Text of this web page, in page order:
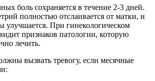
боль сохраняется в течение 2-3 дней.
полностью отслаивается от матки, и
улучшается. При гинекологическом
признаков патологии, которую
лечить.
вызвать тревогу, если месячные